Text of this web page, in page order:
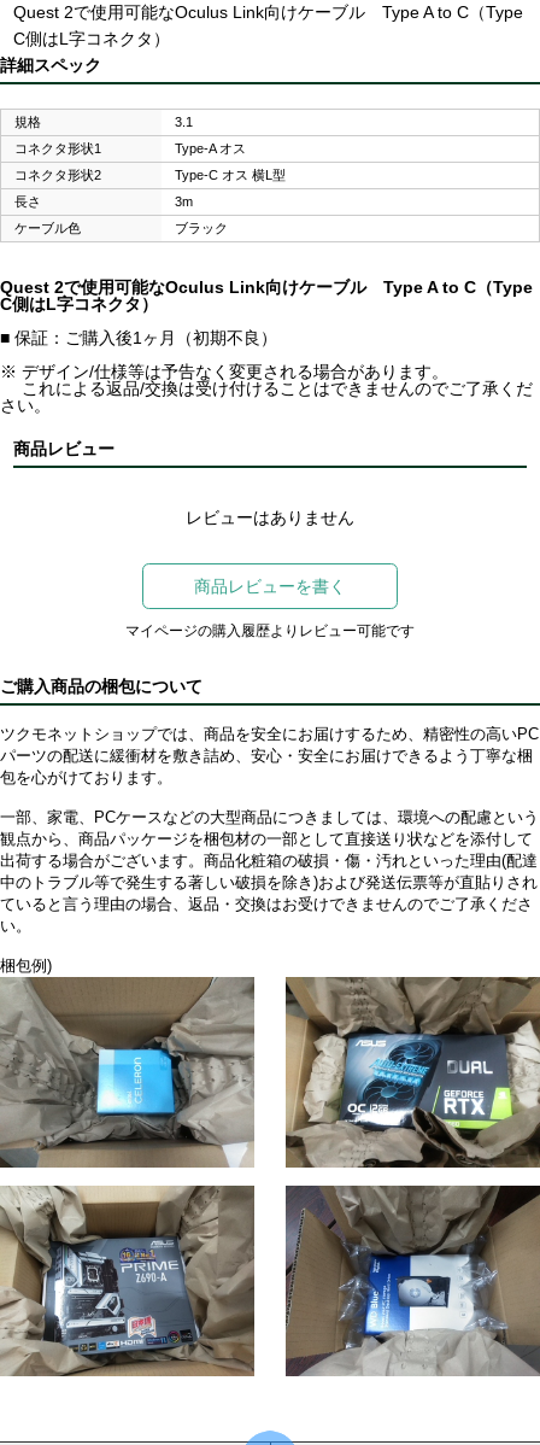
Quest 2で使用可能なOculus Link向けケーブル Type A to C（Type
C側はL字コネクタ）
詳細スペック
規格
3.1
コネクタ形状1
Type-A オス
コネクタ形状2
Type-C オス 横L型
長さ
3m
ケーブル色
ブラック
Quest 2で使用可能なOculus Link向けケーブル Type A to C（Type
C側はL字コネクタ）
■ 保証：ご購入後1ヶ月（初期不良）
※ デザイン/仕様等は予告なく変更される場合があります。
これによる返品/交換は受け付けることはできませんのでご了承くだ
さい。
商品レビュー
レビューはありません
商品レビューを書く
マイページの購入履歴よりレビュー可能です
ご購入商品の梱包について
ツクモネットショップでは、商品を安全にお届けするため、精密性の高いPC
パーツの配送に緩衝材を敷き詰め、安心・安全にお届けできるよう丁寧な梱
包を心がけております。
一部、家電、PCケースなどの大型商品につきましては、環境への配慮という
観点から、商品パッケージを梱包材の一部として直接送り状などを添付して
出荷する場合がございます。商品化粧箱の破損・傷・汚れといった理由(配達
中のトラブル等で発生する著しい破損を除き)および発送伝票等が直貼りされ
ていると言う理由の場合、返品・交換はお受けできませんのでご了承くださ
い。
梱包例)